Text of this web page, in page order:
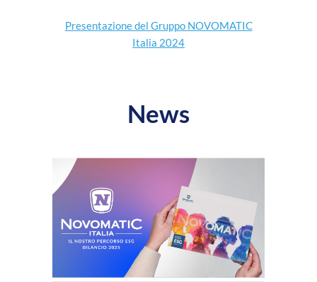
Presentazione del Gruppo NOVOMATIC
Italia 2024
News